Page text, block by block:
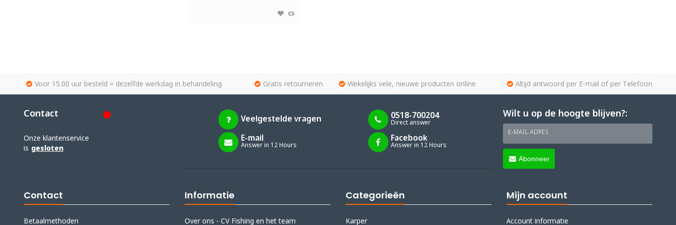
Voor 15.00 uur besteld = dezelfde werkdag in behandeling Gratis retourneren Wekelijks vele, nieuwe producten online Altijd antwoord per E-mail of per Telefoon
Contact
Onze klantenservice
is gesloten
Veelgestelde vragen 0518-700204
Direct answer
E-mail
Answer in 12 Hours
Facebook
Answer in 12 Hours
Wilt u op de hoogte blijven?:
E-MAIL ADRES
Abonneer
Contact
Betaalmethoden
Informatie
Over ons - CV Fishing en het team
Categorieën
Karper
Mijn account
Account informatie